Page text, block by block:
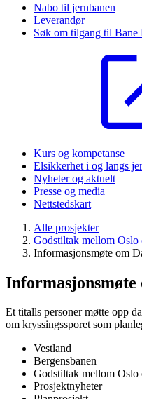
Nabo til jernbanen
Leverandør
Søk om tilgang til Bane
Kurs og kompetanse
Elsikkerhet i og langs
Nyheter og aktuelt
Presse og media
Nettstedskart
Alle prosjekter
Godstiltak mellom Oslo
Informasjonsmøte om
Informasjonsmøte
Et titalls personer møtte opp
om kryssingssporet som
Vestland
Bergensbanen
Godstiltak mellom Oslo
Prosjektnyheter